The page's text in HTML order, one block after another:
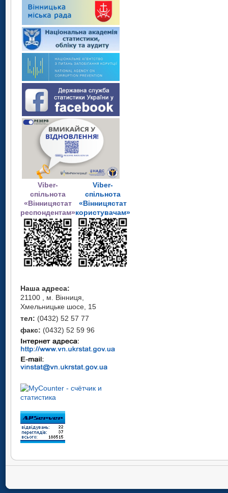
Viber-
спільнота
«Вінницястат
респондентам»
Viber-
спільнота
«Вінницястат
користувачам»
Наша адреса:
21100 , м. Вінниця,
Хмельницьке шосе, 15
тел: (0432) 52 57 77
факс: (0432) 52 59 96